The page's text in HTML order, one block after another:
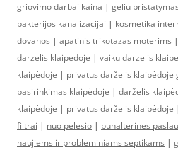
griovimo darbai kaina | geliu pristatymas
bakterijos kanalizacijai | kosmetika
dovanos | apatinis trikotazas moterims |
darzelis klaipedoje | vaiku darzelis
klaipėdoje | privatus darželis klaipėdoje
pasirinkimas klaipėdoje | darželis
klaipėdoje | privatus darželis klaipėdoje
filtrai | nuo pelesio | buhalterines
naujiems ir probleminiams septikams |